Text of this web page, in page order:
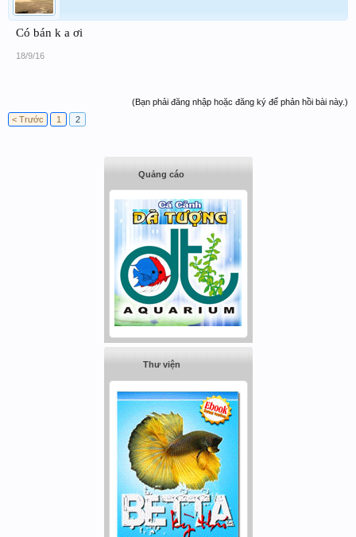
Có bán k a ơi
18/9/16
(Bạn phải đăng nhập hoặc đăng ký để phản hồi bài này.)
< Trước
1 2
Quảng cáo
Thư viện